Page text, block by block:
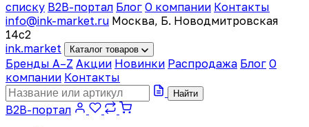
списку B2B-портал Блог О компании Контакты
info@ink-market.ru Москва, Б. Новодмитровская
14с2
ink.market Каталог товаров
Бренды A–Z Акции Новинки Распродажа Блог О
компании Контакты
Найти
B2B-портал